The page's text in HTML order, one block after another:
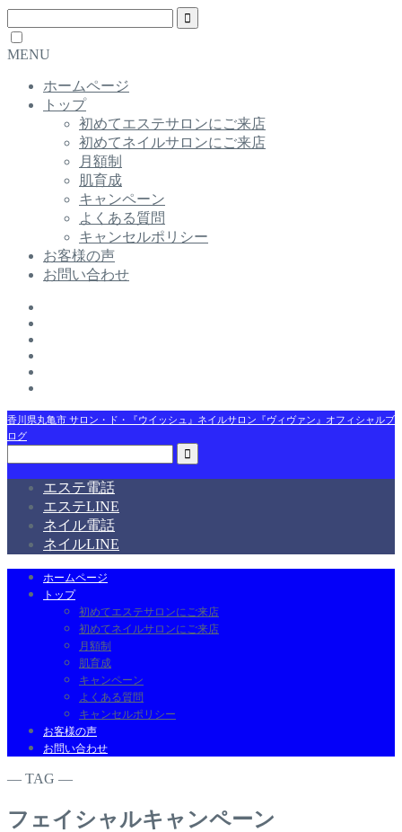
MENU
ホームページ
トップ
初めてエステサロンにご来店
初めてネイルサロンにご来店
月額制
肌育成
キャンペーン
よくある質問
キャンセルポリシー
お客様の声
お問い合わせ
香川県丸亀市 サロン・ド・『ウイッシュ』ネイルサロン『ヴィヴァン』オフィシャルブ
ログ
エステ電話
エステLINE
ネイル電話
ネイルLINE
ホームページ
トップ
初めてエステサロンにご来店
初めてネイルサロンにご来店
月額制
肌育成
キャンペーン
よくある質問
キャンセルポリシー
お客様の声
お問い合わせ
― TAG ―
フェイシャルキャンペーン